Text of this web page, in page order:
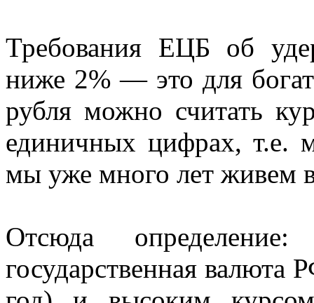
Требования ЕЦБ об
ниже 2% — это для
рубля можно считать
единичных цифрах, т.е.
мы уже много лет живем в
Отсюда
государственная валюта